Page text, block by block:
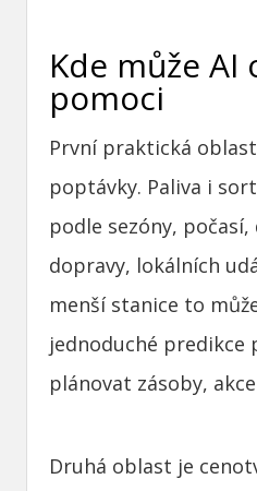
Kde může AI
pomoci
První praktická
poptávky. Paliva i
podle sezóny,
dopravy, lokálních
menší stanice to
jednoduché predikce
plánovat zásoby,
Druhá oblast je